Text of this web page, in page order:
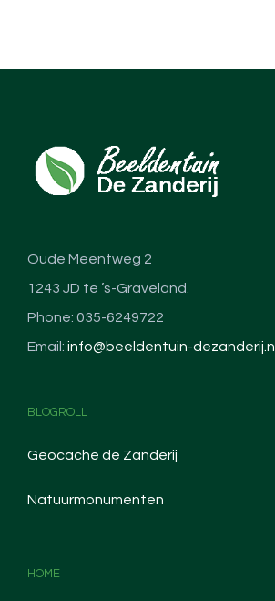
Oude Meentweg 2
1243 JD te ’s-Graveland.
Phone: 035-6249722
Email: info@beeldentuin-dezanderij.nl
BLOGROLL
Geocache de Zanderij
Natuurmonumenten
HOME